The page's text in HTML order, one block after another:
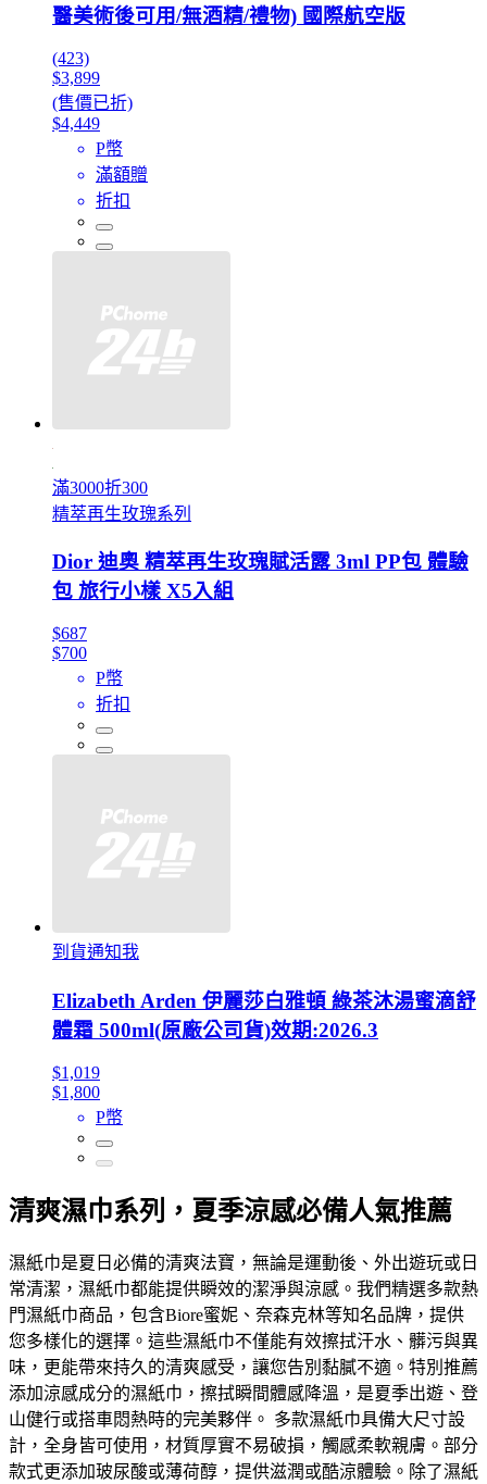
醫美術後可用/無酒精/禮物) 國際航空版
(423)
$3,899
(售價已折)
$4,449
P幣
滿額贈
折扣
滿3000折300
精萃再生玫瑰系列
Dior 迪奧 精萃再生玫瑰賦活露 3ml PP包 體驗
包 旅行小樣 X5入組
$687
$700
P幣
折扣
到貨通知我
Elizabeth Arden 伊麗莎白雅頓 綠茶沐湯蜜滴舒
體霜 500ml(原廠公司貨)效期:2026.3
$1,019
$1,800
P幣
清爽濕巾系列，夏季涼感必備人氣推薦
濕紙巾是夏日必備的清爽法寶，無論是運動後、外出遊玩或日
常清潔，濕紙巾都能提供瞬效的潔淨與涼感。我們精選多款熱
門濕紙巾商品，包含Biore蜜妮、奈森克林等知名品牌，提供
您多樣化的選擇。這些濕紙巾不僅能有效擦拭汗水、髒污與異
味，更能帶來持久的清爽感受，讓您告別黏膩不適。特別推薦
添加涼感成分的濕紙巾，擦拭瞬間體感降溫，是夏季出遊、登
山健行或搭車悶熱時的完美夥伴。 多款濕紙巾具備大尺寸設
計，全身皆可使用，材質厚實不易破損，觸感柔軟親膚。部分
款式更添加玻尿酸或薄荷醇，提供滋潤或酷涼體驗。除了濕紙